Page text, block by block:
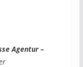
Agentur –